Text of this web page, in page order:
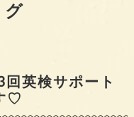
グ
英検サポート
♡